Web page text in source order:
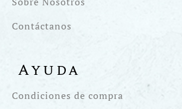
Contáctanos
Ayuda
Condiciones de compra